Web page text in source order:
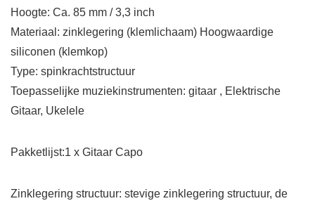
Hoogte: Ca. 85 mm / 3,3 inch
Materiaal: zinklegering (klemlichaam) Hoogwaardige
siliconen (klemkop)
Type: spinkrachtstructuur
Toepasselijke muziekinstrumenten: gitaar , Elektrische
Gitaar, Ukelele
Pakketlijst:1 x Gitaar Capo
Zinklegering structuur: stevige zinklegering structuur, de